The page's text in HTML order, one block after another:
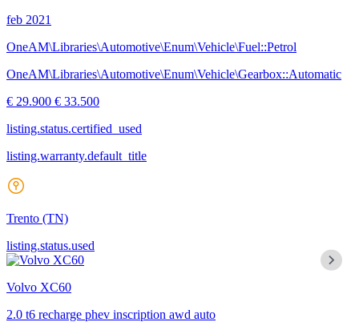
feb 2021
OneAM\Libraries\Automotive\Enum\Vehicle\Fuel::Petrol
OneAM\Libraries\Automotive\Enum\Vehicle\Gearbox::Automatic
€ 29.900 € 33.500
listing.status.certified_used
listing.warranty.default_title
Trento (TN)
listing.status.used
Volvo XC60
2.0 t6 recharge phev inscription awd auto